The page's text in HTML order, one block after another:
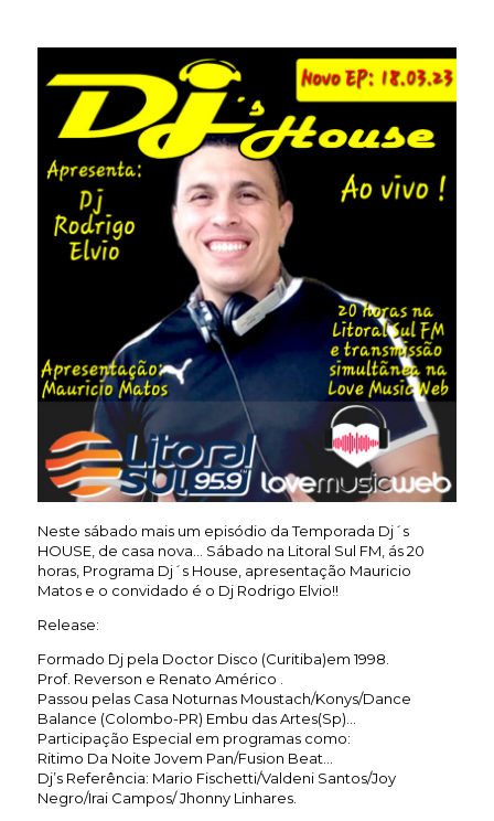
Neste sábado mais um episódio da Temporada Dj´s
HOUSE, de casa nova… Sábado na Litoral Sul FM, ás 20
horas, Programa Dj´s House, apresentação Mauricio
Matos e o convidado é o Dj Rodrigo Elvio!!
Release:
Formado Dj pela Doctor Disco (Curitiba)em 1998.
Prof. Reverson e Renato Américo .
Passou pelas Casa Noturnas Moustach/Konys/Dance
Balance (Colombo-PR) Embu das Artes(Sp)…
Participação Especial em programas como:
Ritimo Da Noite Jovem Pan/Fusion Beat…
Dj’s Referência: Mario Fischetti/Valdeni Santos/Joy
Negro/Irai Campos/ Jhonny Linhares.